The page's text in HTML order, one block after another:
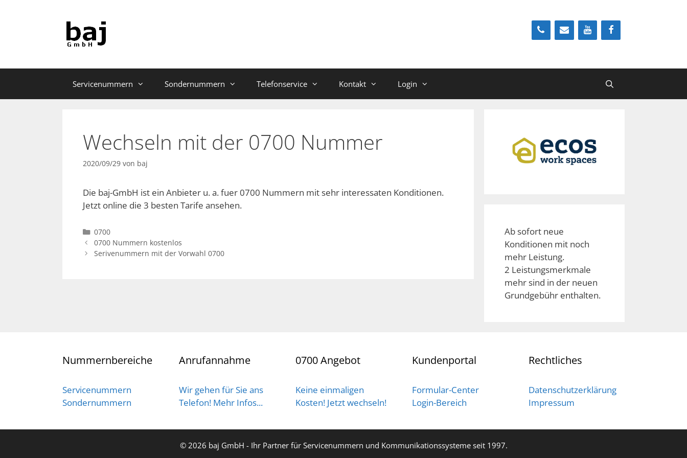
Servicenummern Sondernummern Telefonservice Kontakt Login
Wechseln mit der 0700 Nummer
2020/09/29 von baj
Die baj-GmbH ist ein Anbieter u. a. fuer 0700 Nummern mit sehr interessaten Konditionen.
Jetzt online die 3 besten Tarife ansehen.
Kategorien
0700
0700 Nummern kostenlos
Serivenummern mit der Vorwahl 0700
Ab sofort neue
Konditionen mit noch
mehr Leistung.
2 Leistungsmerkmale
mehr sind in der neuen
Grundgebühr enthalten.
Nummernbereiche
Servicenummern
Sondernummern
Anrufannahme
Wir gehen für Sie ans
Telefon! Mehr Infos...
0700 Angebot
Keine einmaligen
Kosten! Jetzt wechseln!
Kundenportal
Formular-Center
Login-Bereich
Rechtliches
Datenschutzerklärung
Impressum
© 2026 baj GmbH - Ihr Partner für Servicenummern und Kommunikationssysteme seit 1997.